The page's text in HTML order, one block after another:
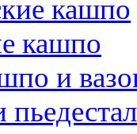
кашпо
кашпо
и